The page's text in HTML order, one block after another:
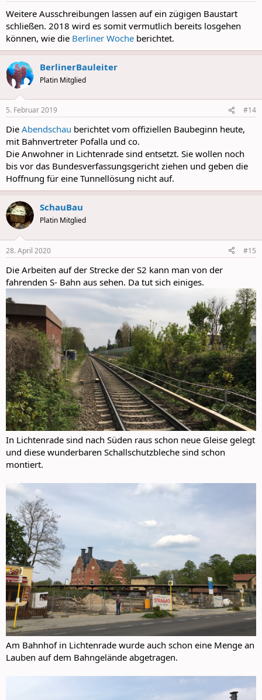
Weitere Ausschreibungen lassen auf ein zügigen Baustart
schließen. 2018 wird es somit vermutlich bereits losgehen
können, wie die Berliner Woche berichtet.
BerlinerBauleiter
Platin Mitglied
5. Februar 2019 #14
Die Abendschau berichtet vom offiziellen Baubeginn heute,
mit Bahnvertreter Pofalla und co.
Die Anwohner in Lichtenrade sind entsetzt. Sie wollen noch
bis vor das Bundesverfassungsgericht ziehen und geben die
Hoffnung für eine Tunnellösung nicht auf.
SchauBau
Platin Mitglied
28. April 2020 #15
Die Arbeiten auf der Strecke der S2 kann man von der
fahrenden S- Bahn aus sehen. Da tut sich einiges.
In Lichtenrade sind nach Süden raus schon neue Gleise gelegt
und diese wunderbaren Schallschutzbleche sind schon
montiert.
Am Bahnhof in Lichtenrade wurde auch schon eine Menge an
Lauben auf dem Bahngelände abgetragen.